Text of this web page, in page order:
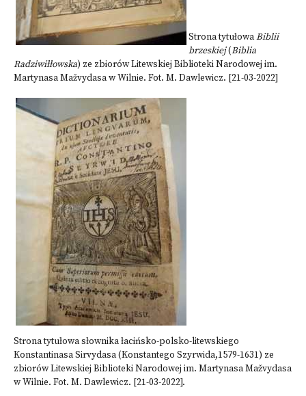
Strona tytułowaBiblii
brzeskiej(Biblia
Radziwiłłowska) ze zbiorów Litewskiej Biblioteki Narodowej im.
Martynasa Mažvydasa w Wilnie. Fot. M. Dawlewicz. [21-03-2022]
Strona tytułowa słownika łacińsko-polsko-litewskiego
Konstantinasa Sirvydasa (Konstantego Szyrwida,1579-1631) ze
zbiorów Litewskiej Biblioteki Narodowej im. Martynasa Mažvydasa
w Wilnie. Fot. M. Dawlewicz. [21-03-2022].